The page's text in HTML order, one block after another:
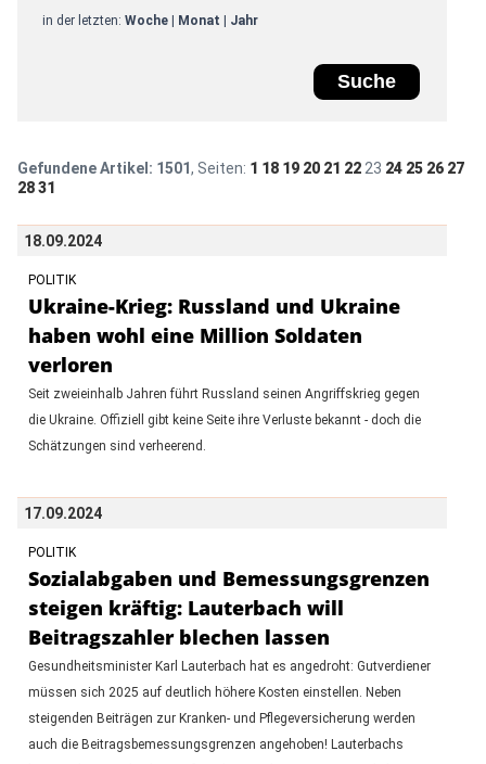
in der letzten: Woche| Monat Jahr
Gefundene Artikel: 1501, Seiten: 1 18 19 20 21 22 23 24 25 26 27
28 31
18.09.2024
POLITIK
Ukraine-Krieg: Russland und Ukraine
haben wohl eine Million Soldaten
verloren
Seit zweieinhalb Jahren führt Russland seinen Angriffskrieg gegen
die Ukraine. Offiziell gibt keine Seite ihre Verluste bekannt - doch die
Schätzungen sind verheerend.
17.09.2024
POLITIK
Sozialabgaben und Bemessungsgrenzen
steigen kräftig: Lauterbach will
Beitragszahler blechen lassen
Gesundheitsminister Karl Lauterbach hat es angedroht: Gutverdiener
müssen sich 2025 auf deutlich höhere Kosten einstellen. Neben
steigenden Beiträgen zur Kranken- und Pflegeversicherung werden
auch die Beitragsbemessungsgrenzen angehoben! Lauterbachs